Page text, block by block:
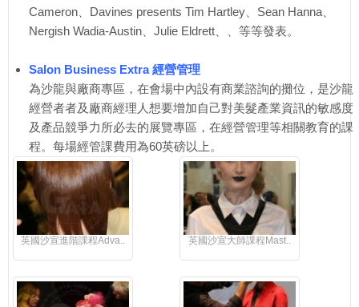
Cameron、Davines presents Tim Hartley、Sean Hanna、
Nergish Wadia-Austin、Julie Eldrett、、等等發表。
Salon Business Extra 經營管理
為沙龍與廠商專區，在會場中內設有商業諮詢的攤位，是沙龍
經營者者及廠商經理人想要增加自己對美髮產業資訊的敏感度
及產品競爭力所必去的展覽專區，在經營管理等相關教育的課
程。每場經管課費用為60英磅以上。
英國沙宣進階課程Adva.. 英國沙宣大師課程Mast..